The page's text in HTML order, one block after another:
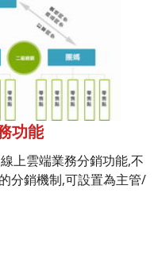
功能
上雲端業務分銷功能,不
分銷機制,可設置為主管/